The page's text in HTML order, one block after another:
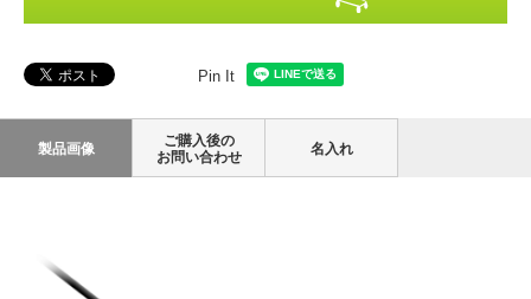
Pin It
製品画像
ご購入後の
お問い合わせ
名入れ